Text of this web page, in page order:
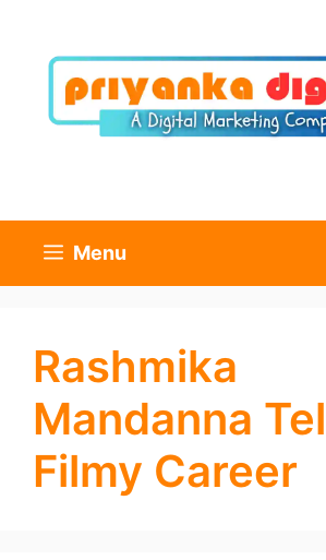
content
Menu
Rashmika
Mandanna
Filmy Career